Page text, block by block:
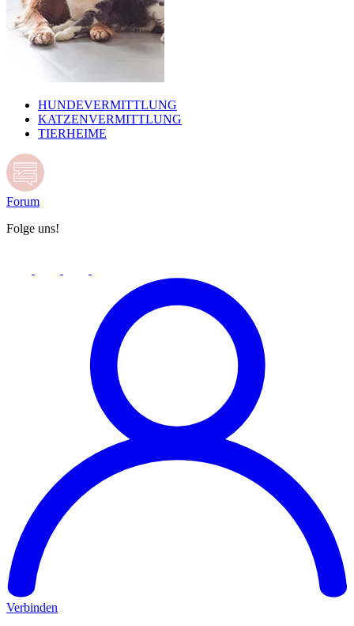
HUNDEVERMITTLUNG
KATZENVERMITTLUNG
TIERHEIME
Forum
Folge uns!
Verbinden